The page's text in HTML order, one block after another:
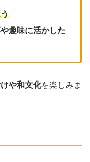
趣味に活かした
や和文化を楽しみま